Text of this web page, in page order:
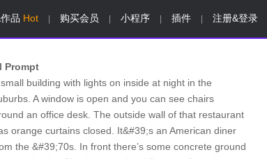
品 Hot 购买会员 小程序 插件 注册&登录
Prompt
building with lights on inside at night in the
A window is open and you can see chairs
an office desk. The outside wall of that restaurant
orange curtains closed. It&#39;s an American diner
the &#39;70s. In front there’s some concrete ground